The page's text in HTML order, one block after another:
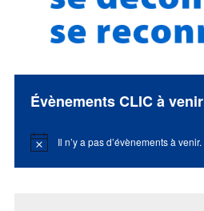
Évènements CLIC à venir
Notice Il n’y a pas d’évènements à venir.